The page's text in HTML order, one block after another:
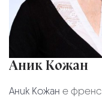
Аник Кожан
Аник Кожан е